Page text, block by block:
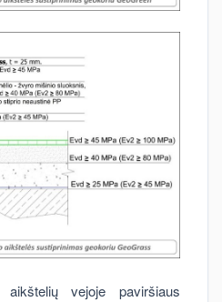
aikštelių vejoje paviršiaus